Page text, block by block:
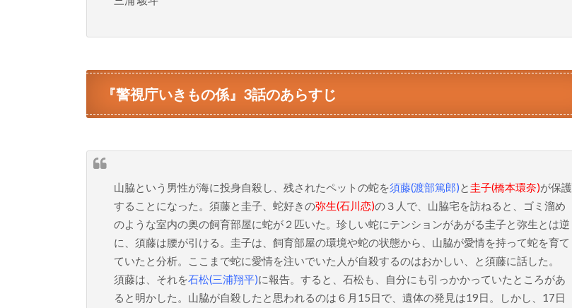
『警視庁いきもの係』3話のあらすじ
山脇という男性が海に投身自殺し、残されたペットの蛇を須藤(渡部篤郎)と圭子(橋本環奈)が保護
することになった。須藤と圭子、蛇好きの弥生(石川恋)の３人で、山脇宅を訪ねると、ゴミ溜め
のような室内の奥の飼育部屋に蛇が２匹いた。珍しい蛇にテンションがあがる圭子と弥生とは逆
に、須藤は腰が引ける。圭子は、飼育部屋の環境や蛇の状態から、山脇が愛情を持って蛇を育て
ていたと分析。ここまで蛇に愛情を注いでいた人が自殺するのはおかしい、と須藤に話した。
須藤は、それを石松(三浦翔平)に報告。すると、石松も、自分にも引っかかっていたところがあ
ると明かした。山脇が自殺したと思われるのは６月15日で、遺体の発見は19日。しかし、17日